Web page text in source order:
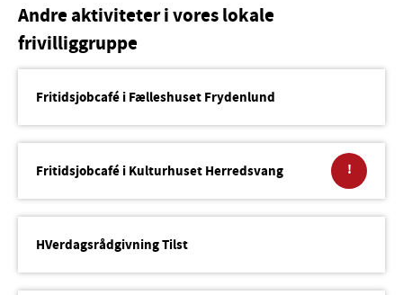
Andre aktiviteter i vores lokale
frivilliggruppe
Fritidsjobcafé i Fælleshuset Frydenlund
Fritidsjobcafé i Kulturhuset Herredsvang !
HVerdagsrådgivning Tilst